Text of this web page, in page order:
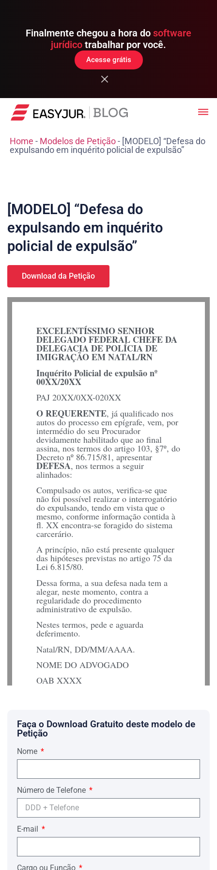
Finalmente chegou a hora do software
jurídico trabalhar por você.
Acesse grátis
Home - Modelos de Petição- [MODELO] “Defesa do
expulsando em inquérito policial de expulsão”
[MODELO] “Defesa do
expulsando em inquérito
policial de expulsão”
Download da Petição
EXCELENTÍSSIMO SENHOR
DELEGADO FEDERAL CHEFE DA
DELEGACIA DE POLÍCIA DE
IMIGRAÇÃO EM NATAL/RN
Inquérito Policial de expulsão nº
00XX/20XX
PAJ 20XX/0XX-020XX
O REQUERENTE, já qualificado nos
autos do processo em epígrafe, vem, por
intermédio do seu Procurador
devidamente habilitado que ao final
assina, nos termos do artigo 103, §7º, do
Decreto nº 86.715/81, apresentar
DEFESA, nos termos a seguir
alinhados:
Compulsado os autos, verifica-se que
não foi possível realizar o interrogatório
do expulsando, tendo em vista que o
mesmo, conforme informação contida à
fl. XX encontra-se foragido do sistema
carcerário.
A princípio, não está presente qualquer
das hipóteses previstas no artigo 75 da
Lei 6.815/80.
Dessa forma, a sua defesa nada tem a
alegar, neste momento, contra a
regularidade do procedimento
administrativo de expulsão.
Nestes termos, pede e aguarda
deferimento.
Natal/RN, DD/MM/AAAA.
NOME DO ADVOGADO
OAB XXXX
Faça o Download Gratuito deste modelo de
Petição
Nome
Número de Telefone
E-mail
Cargo ou Função